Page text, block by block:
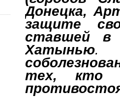
Донецка,
защите
ставшей в
Хатынью
тех, кто